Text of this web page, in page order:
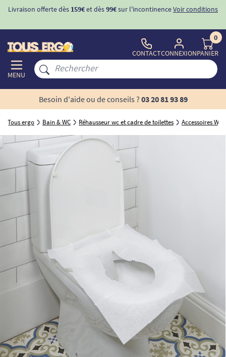
Livraison offerte dès 159€et dès99€sur l'incontinenceVoir conditions
MENU
CONTACTCONNEXION
0
PANIER
Besoin d'aide ou de conseils ? 03 20 81 93 89
Tous ergo Bain & WC Réhausseur wc et cadre de toilettes Accessoires WC